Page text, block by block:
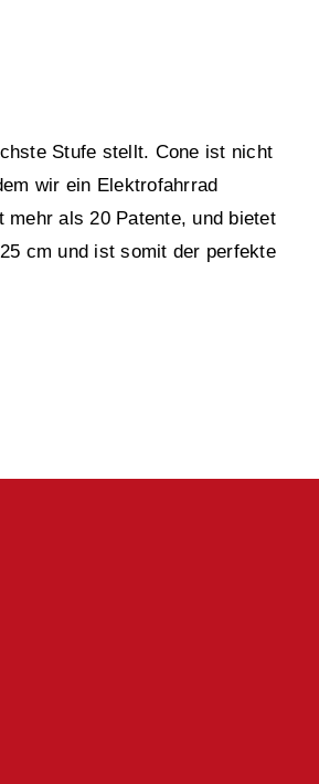
Stufe stellt. Cone ist nicht
wir ein Elektrofahrrad
als 20 Patente, und bietet
cm und ist somit der perfekte